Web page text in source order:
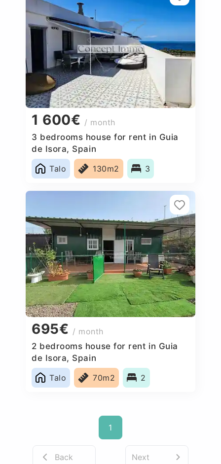
1 600€ / month
3 bedrooms house for rent in Guia
de Isora, Spain
Talo
130m2 3
695€ / month
2 bedrooms house for rent in Guia
de Isora, Spain
Talo
70m2 2
1
Back Next